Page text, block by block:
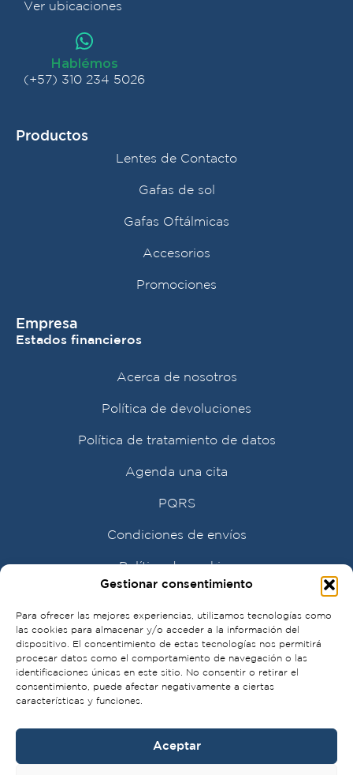
Gestionar consentimiento
Para ofrecer las mejores experiencias, utilizamos tecnologías como
las cookies para almacenar y/o acceder a la información del
dispositivo. El consentimiento de estas tecnologías nos permitirá
procesar datos como el comportamiento de navegación o las
identificaciones únicas en este sitio. No consentir o retirar el
consentimiento, puede afectar negativamente a ciertas
características y funciones.
Aceptar
Ver ubicaciones
Hablémos
(+57) 310 234 5026
Productos
Lentes de Contacto
Gafas de sol
Gafas Oftálmicas
Accesorios
Promociones
Empresa
Estados financieros
Acerca de nosotros
Política de devoluciones
Política de tratamiento de datos
Agenda una cita
PQRS
Condiciones de envíos
Política de cookies